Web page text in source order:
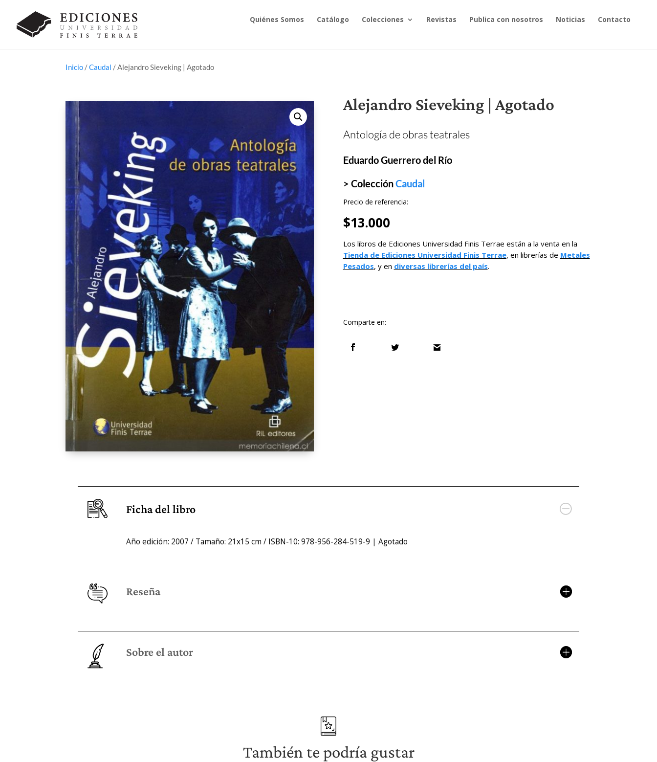
Quiénes Somos Catálogo Colecciones Revistas Publica con nosotros Noticias Contacto
Inicio /Caudal / Alejandro Sieveking | Agotado
Alejandro Sieveking | Agotado
Antología de obras teatrales
Eduardo Guerrero del Río
> ColecciónCaudal
Precio de referencia:
$13.000
Los libros de Ediciones Universidad Finis Terrae están a la venta en la
Tienda de Ediciones Universidad Finis Terrae, en librerías de Metales
Pesados, y en diversas librerías del país.
Comparte en:
Ficha del libro
Año edición: 2007 / Tamaño: 21x15 cm / ISBN-10: 978-956-284-519-9 | Agotado
Reseña
Sobre el autor
También te podría gustar